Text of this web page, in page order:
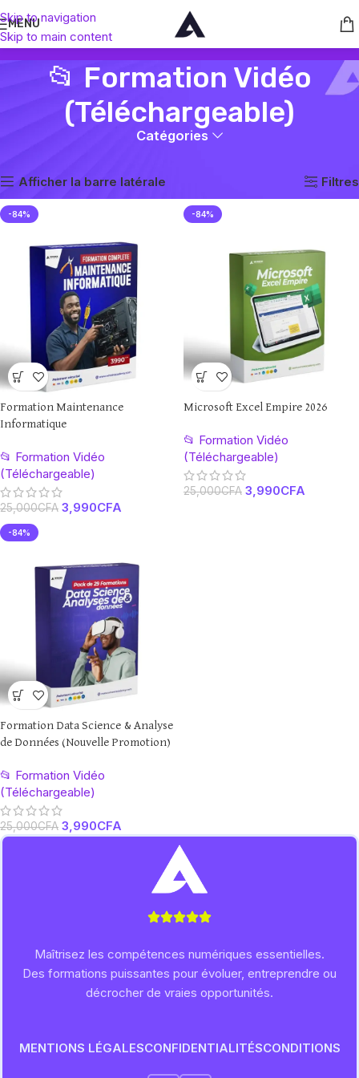
Skip to navigation
Skip to main content
MENU
📂 Formation Vidéo
(Téléchargeable)
Catégories
Afficher la barre latérale
Filtres
-84%
Formation Maintenance
Informatique
📂 Formation Vidéo
(Téléchargeable)
25,000CFA 3,990CFA
-84%
Microsoft Excel Empire 2026
📂 Formation Vidéo
(Téléchargeable)
25,000CFA 3,990CFA
-84%
Formation Data Science & Analyse
de Données (Nouvelle Promotion)
📂 Formation Vidéo
(Téléchargeable)
25,000CFA 3,990CFA
Maîtrisez les compétences numériques essentielles.
Des formations puissantes pour évoluer, entreprendre ou
décrocher de vraies opportunités.
MENTIONS LÉGALESCONFIDENTIALITÉSCONDITIONS